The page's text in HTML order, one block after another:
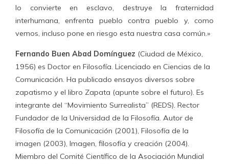
lo convierte en esclavo, destruye la fraternidad
interhumana, enfrenta pueblo contra pueblo y, como
vemos, incluso pone en riesgo esta nuestra casa común.»
Fernando Buen Abad Domínguez (Ciudad de México,
1956) es Doctor en Filosofía. Licenciado en Ciencias de la
Comunicación. Ha publicado ensayos diversos sobre
zapatismo y el libro Zapata (apunte sobre el futuro). Es
integrante del “Movimiento Surrealista” (REDS). Rector
Fundador de la Universidad de la Filosofía. Autor de
Filosofía de la Comunicación (2001), Filosofía de la
imagen (2003), Imagen, filosofía y creación (2004).
Miembro del Comité Científico de la Asociación Mundial